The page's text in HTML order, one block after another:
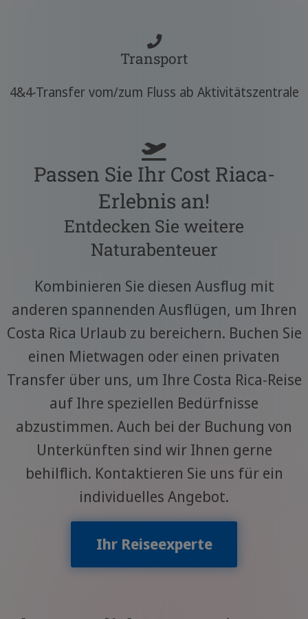
Transport
4&4-Transfer vom/zum Fluss ab Aktivitätszentrale
Passen Sie Ihr Cost Riaca-
Erlebnis an!
Entdecken Sie weitere
Naturabenteuer
Kombinieren Sie diesen Ausflug mit
anderen spannenden Ausflügen, um Ihren
Costa Rica Urlaub zu bereichern. Buchen Sie
einen Mietwagen oder einen privaten
Transfer über uns, um Ihre Costa Rica-Reise
auf Ihre speziellen Bedürfnisse
abzustimmen. Auch bei der Buchung von
Unterkünften sind wir Ihnen gerne
behilflich. Kontaktieren Sie uns für ein
individuelles Angebot.
Ihr Reiseexperte